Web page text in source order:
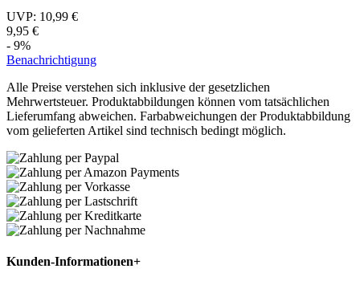
UVP: 10,99 €
9,95 €
- 9%
Benachrichtigung
Alle Preise verstehen sich inklusive der gesetzlichen
Mehrwertsteuer. Produktabbildungen können vom tatsächlichen
Lieferumfang abweichen. Farbabweichungen der Produktabbildung
vom gelieferten Artikel sind technisch bedingt möglich.
Kunden-Informationen+